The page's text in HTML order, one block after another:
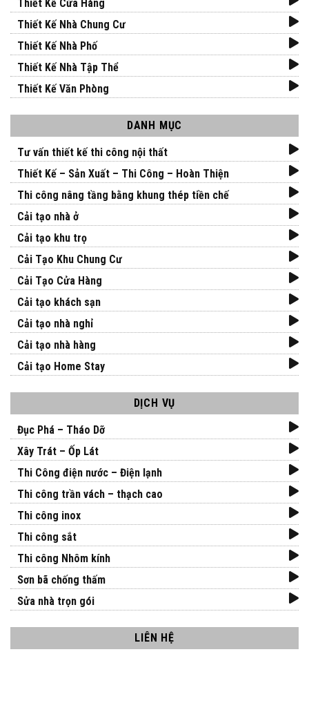
Thiết Kế Cửa Hàng
Thiết Kế Nhà Chung Cư
Thiết Kế Nhà Phố
Thiết Kế Nhà Tập Thể
Thiết Kế Văn Phòng
DANH MỤC
Tư vấn thiết kế thi công nội thất
Thiết Kế – Sản Xuất – Thi Công – Hoàn Thiện
Thi công nâng tầng bằng khung thép tiền chế
Cải tạo nhà ở
Cải tạo khu trọ
Cải Tạo Khu Chung Cư
Cải Tạo Cửa Hàng
Cải tạo khách sạn
Cải tạo nhà nghỉ
Cải tạo nhà hàng
Cải tạo Home Stay
DỊCH VỤ
Đục Phá – Tháo Dỡ
Xây Trát – Ốp Lát
Thi Công điện nước – Điện lạnh
Thi công trần vách – thạch cao
Thi công inox
Thi công sắt
Thi công Nhôm kính
Sơn bã chống thấm
Sửa nhà trọn gói
LIÊN HỆ